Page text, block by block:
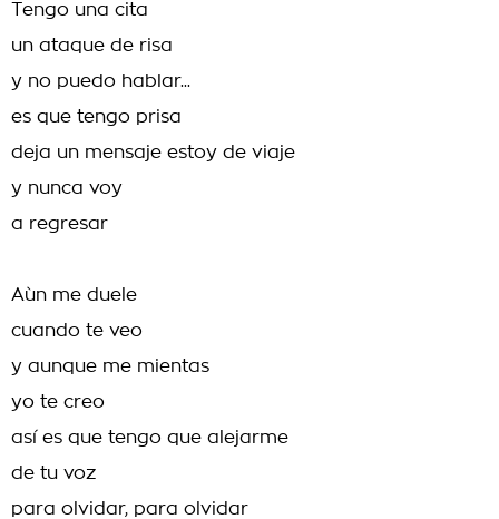
Tengo una cita
un ataque de risa
y no puedo hablar...
es que tengo prisa
deja un mensaje estoy de viaje
y nunca voy
a regresar
Aùn me duele
cuando te veo
y aunque me mientas
yo te creo
así es que tengo que alejarme
de tu voz
para olvidar, para olvidar